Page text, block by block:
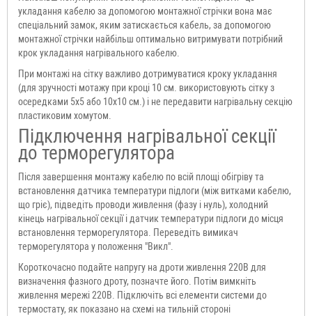
укладання кабелю за допомогою монтажної стрічки вона має
спеціальний замок, яким затискається кабель, за допомогою
монтажної стрічки найбільш оптимально витримувати потрібний
крок укладання нагрівального кабелю.
При монтажі на сітку важливо дотримуватися кроку укладання
(для зручності мотажу при кроці 10 см. використовують сітку з
осередками 5x5 або 10x10 см.) і не передавити нагрівальну секцію
пластиковим хомутом.
Підключення нагрівальної секції
до терморегулятора
Після завершення монтажу кабелю по всій площі обігріву та
встановлення датчика температури підлоги (між витками кабелю,
що гріє), підведіть проводи живлення (фазу і нуль), холодний
кінець нагрівальної секції і датчик температури підлоги до місця
встановлення терморегулятора. Переведіть вимикач
терморегулятора у положення "Викл".
Короткочасно подайте напругу на дроти живлення 220В для
визначення фазного дроту, позначте його. Потім вимкніть
живлення мережі 220В. Підключіть всі елементи системи до
термостату, як показано на схемі на тильній стороні